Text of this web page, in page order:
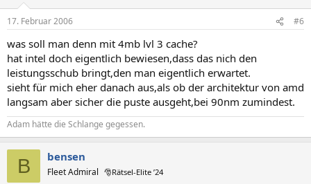
17. Februar 2006 #6
was soll man denn mit 4mb lvl 3 cache?
hat intel doch eigentlich bewiesen,dass das nich den
leistungsschub bringt,den man eigentlich erwartet.
sieht für mich eher danach aus,als ob der architektur von amd
langsam aber sicher die puste ausgeht,bei 90nm zumindest.
Adam hätte die Schlange gegessen.
B bensen
Fleet Admiral 🎅Rätsel-Elite ’24